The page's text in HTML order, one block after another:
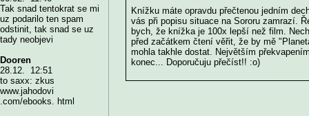
Knížku máte opravdu přečtenou jedním
vás při popisu situace na Sororu zamrazí.
bych, že knížka je 100x lepší než film.
před začátkem čtení věřit, že by mě
mohla takhle dostat. Největším
konec... Doporučuju přečíst!! :o)
Tak snad tentokrat se mi
uz podarilo ten spam
odstinit, tak snad se uz
tady neobjevi
Dooren
28.12. 12:51
to saxx: zkus
www.jahodovi
.com/ebooks. html